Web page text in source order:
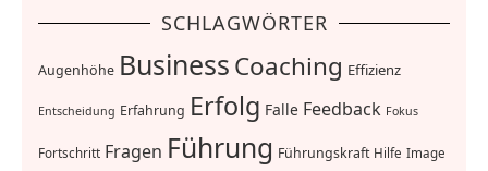
SCHLAGWÖRTER
Augenhöhe BusinessCoaching Effizienz
Entscheidung Erfahrung Erfolg Falle Feedback Fokus
Fortschritt Fragen Führung Führungskraft Hilfe Image